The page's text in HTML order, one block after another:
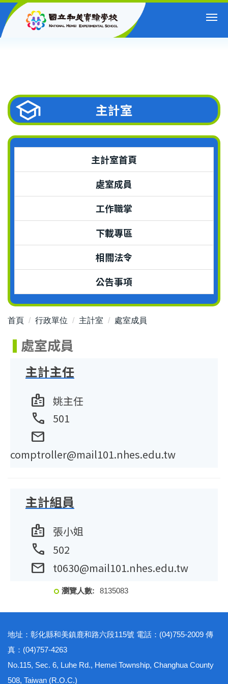
跳
到
主計室
主計室首頁
處室成員
工作職掌
下載專區
相關法令
公告事項
首頁 行政單位 主計室 處室成員
處室成員
主計主任
badge 姚主任
phone 501
mail
comptroller@mail101.nhes.edu.tw
主計組員
badge 張小姐
phone 502
mail t0630@mail101.nhes.edu.tw
8135083
地址：彰化縣和美鎮鹿和路六段115號 電話：(04)755-2009 傳
真：(04)757-4263
No.115, Sec. 6, Luhe Rd., Hemei Township, Changhua County
508, Taiwan (R.O.C.)